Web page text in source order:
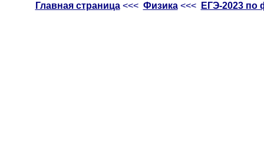
Главная страница<<< Физика<<< ЕГЭ-2023 по